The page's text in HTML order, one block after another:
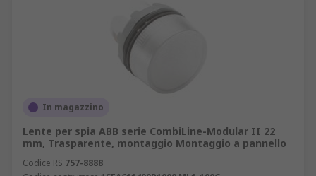
In magazzino
Lente per spia ABB serie CombiLine-Modular II 22
mm, Trasparente, montaggio Montaggio a pannello
Codice RS 757-8888